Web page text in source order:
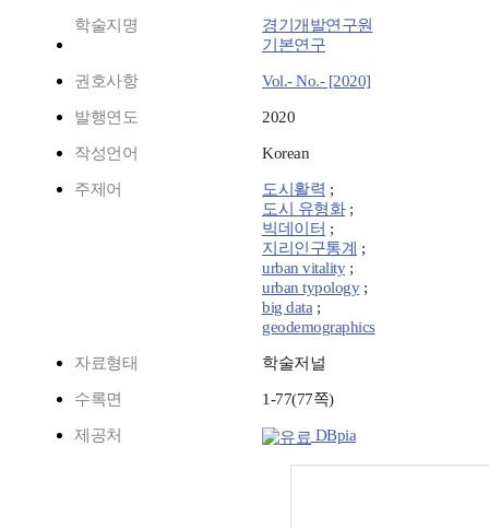
학술지명
경기개발연구원
기본연구
권호사항 Vol.- No.- [2020]
발행연도 2020
작성언어 Korean
주제어 도시활력 ;
도시 유형화;
빅데이터 ;
지리인구통계 ;
urban vitality;
urban typology;
big data;
geodemographics
자료형태 학술저널
수록면 1-77(77쪽)
제공처 DBpia